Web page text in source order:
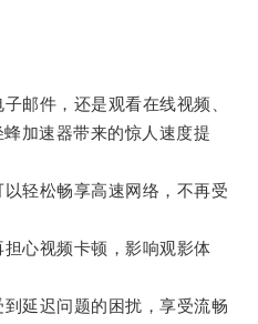
件，还是观看在线视频、
加速器带来的惊人速度提
轻松畅享高速网络，不再受
心视频卡顿，影响观影体
延迟问题的困扰，享受流畅